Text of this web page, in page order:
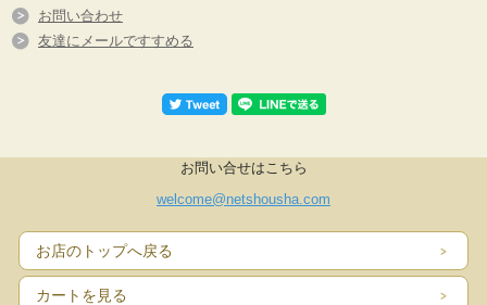
お問い合わせ
友達にメールですすめる
お問い合せはこちら
welcome@netshousha.com
お店のトップへ戻る
カートを見る